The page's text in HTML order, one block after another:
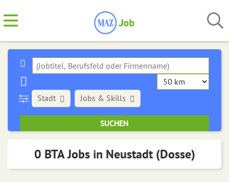
Stadt Jobs & Skills
0 BTA Jobs in Neustadt (Dosse)